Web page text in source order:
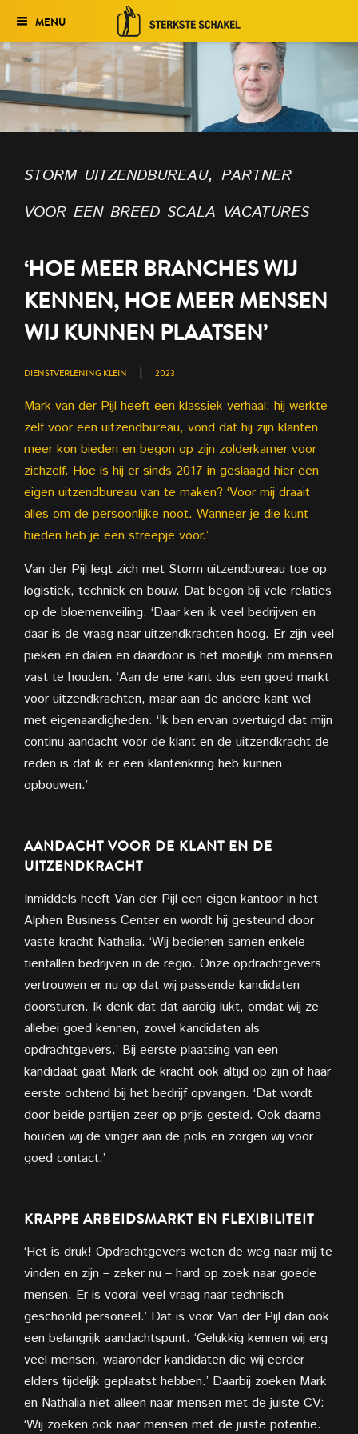
Verkiezing
Het traject
Genomineerden 2027
Uitslag 2026
MENU
storm uitzendbureau, partner
voor een breed scala vacatures
‘HOE MEER BRANCHES WIJ
KENNEN, HOE MEER MENSEN
WIJ KUNNEN PLAATSEN’
DIENSTVERLENING KLEIN | 2023
Mark van der Pijl heeft een klassiek verhaal: hij werkte
zelf voor een uitzendbureau, vond dat hij zijn klanten
meer kon bieden en begon op zijn zolderkamer voor
zichzelf. Hoe is hij er sinds 2017 in geslaagd hier een
eigen uitzendbureau van te maken? ‘Voor mij draait
alles om de persoonlijke noot. Wanneer je die kunt
bieden heb je een streepje voor.’
Van der Pijl legt zich met Storm uitzendbureau toe op
logistiek, techniek en bouw. Dat begon bij vele relaties
op de bloemenveiling. ‘Daar ken ik veel bedrijven en
daar is de vraag naar uitzendkrachten hoog. Er zijn veel
pieken en dalen en daardoor is het moeilijk om mensen
vast te houden. ‘Aan de ene kant dus een goed markt
voor uitzendkrachten, maar aan de andere kant wel
met eigenaardigheden. ‘Ik ben ervan overtuigd dat mijn
continu aandacht voor de klant en de uitzendkracht de
reden is dat ik er een klantenkring heb kunnen
opbouwen.’
AANDACHT VOOR DE KLANT EN DE
UITZENDKRACHT
Inmiddels heeft Van der Pijl een eigen kantoor in het
Alphen Business Center en wordt hij gesteund door
vaste kracht Nathalia. ‘Wij bedienen samen enkele
tientallen bedrijven in de regio. Onze opdrachtgevers
vertrouwen er nu op dat wij passende kandidaten
doorsturen. Ik denk dat dat aardig lukt, omdat wij ze
allebei goed kennen, zowel kandidaten als
opdrachtgevers.’ Bij eerste plaatsing van een
kandidaat gaat Mark de kracht ook altijd op zijn of haar
eerste ochtend bij het bedrijf opvangen. ‘Dat wordt
door beide partijen zeer op prijs gesteld. Ook daarna
houden wij de vinger aan de pols en zorgen wij voor
goed contact.’
KRAPPE ARBEIDSMARKT EN FLEXIBILITEIT
‘Het is druk! Opdrachtgevers weten de weg naar mij te
vinden en zijn – zeker nu – hard op zoek naar goede
mensen. Er is vooral veel vraag naar technisch
geschoold personeel.’ Dat is voor Van der Pijl dan ook
een belangrijk aandachtspunt. ‘Gelukkig kennen wij erg
veel mensen, waaronder kandidaten die wij eerder
elders tijdelijk geplaatst hebben.’ Daarbij zoeken Mark
en Nathalia niet alleen naar mensen met de juiste CV:
‘Wij zoeken ook naar mensen met de juiste potentie.